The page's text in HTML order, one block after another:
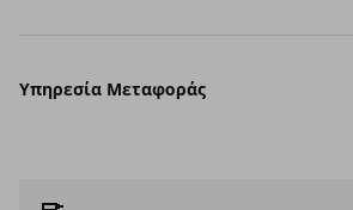
Υπηρεσία Μεταφοράς